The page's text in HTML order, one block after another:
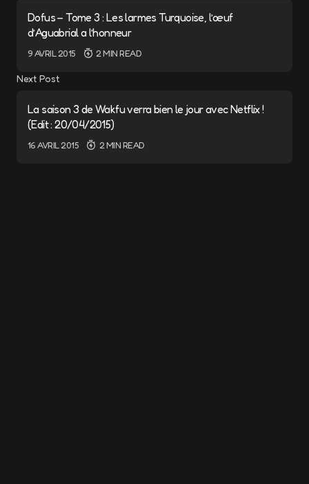
Dofus – Tome 3 : Les larmes Turquoise, l’œuf
d’Aguabrial a l’honneur
9 AVRIL 2015 2 MIN READ
Next Post
La saison 3 de Wakfu verra bien le jour avec Netflix !
(Edit : 20/04/2015)
16 AVRIL 2015 2 MIN READ